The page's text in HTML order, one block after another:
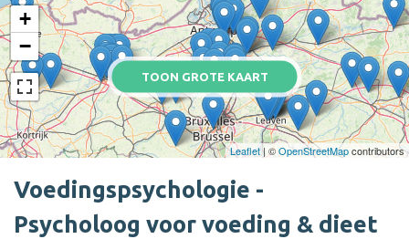
TOON GROTE KAART
+
−
Leaflet| ©OpenStreetMapcontributors
Voedingspsychologie -
Psycholoog voor voeding & dieet